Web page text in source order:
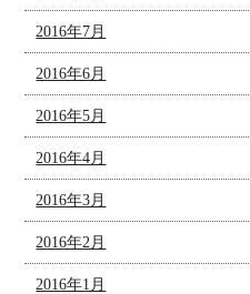
2016年7月
2016年6月
2016年5月
2016年4月
2016年3月
2016年2月
2016年1月